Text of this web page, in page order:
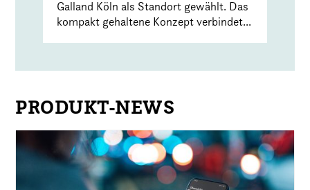
Galland Köln als Standort gewählt. Das
kompakt gehaltene Konzept verbindet...
PRODUKT-NEWS